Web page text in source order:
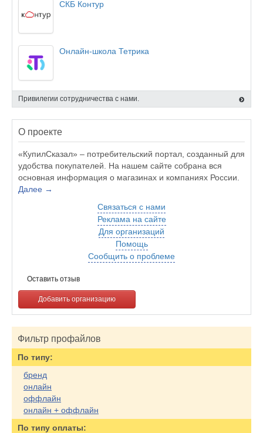
СКБ Контур
Онлайн-школа Тетрика
Привилегии сотрудничества с нами.
О проекте
«КупилСказал» – потребительский портал, созданный для
удобства покупателей. На нашем сайте собрана вся
основная информация о магазинах и компаниях России.
Далее →
Связаться с нами
Реклама на сайте
Для организаций
Помощь
Сообщить о проблеме
Оставить отзыв
Добавить организацию
Фильтр профайлов
По типу:
бренд
онлайн
оффлайн
онлайн + оффлайн
По типу оплаты: